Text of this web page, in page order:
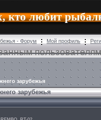
кто любит
- Форум Мой профиль
зарубежья
зарубежья